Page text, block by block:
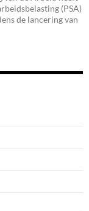
(PSA)
de lancering van